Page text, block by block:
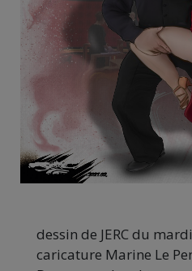
dessin de JERC du
caricature Marine Le